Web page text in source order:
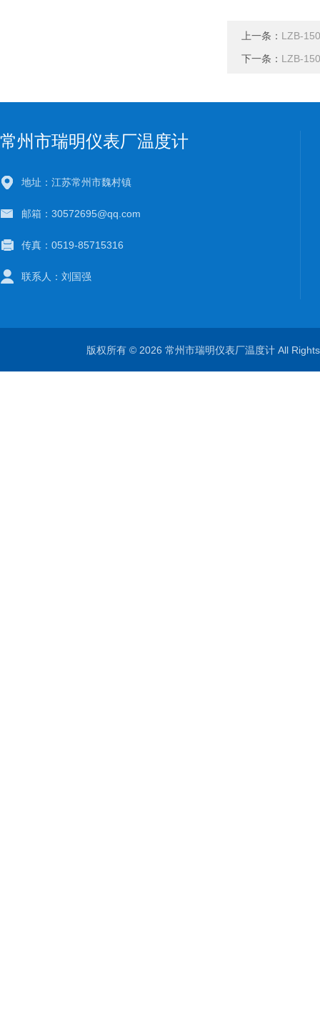
上一条： LZB-
下一条： LZB-
常州市瑞明仪表厂温度计
地址：江苏常州市魏村镇
邮箱：30572695@qq.com
传真：0519-85715316
联系人：刘国强
版权所有 © 2026 常州市瑞明仪表厂温度计 All